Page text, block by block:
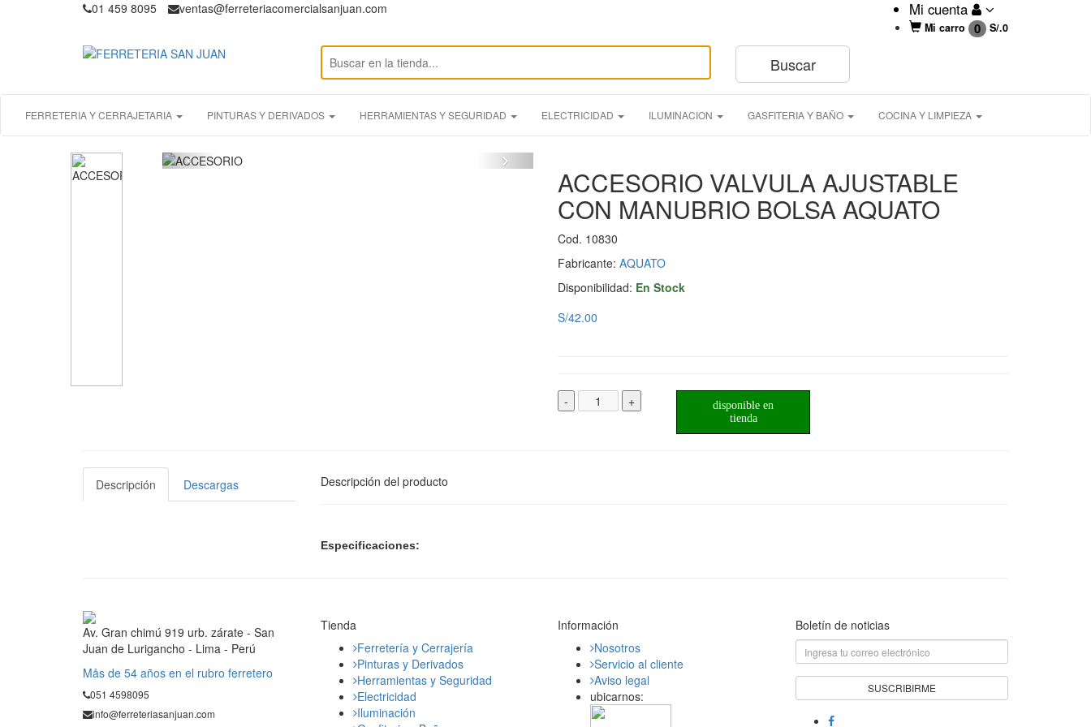
01 459 8095 ventas@ferreteriacomercialsanjuan.com Mi cuenta
Mi carro 0 S/.0
FERRETERIA Y CERRAJETARIA PINTURAS Y DERIVADOS HERRAMIENTAS Y SEGURIDAD ELECTRICIDAD ILUMINACION GASFITERIA Y BAÑO COCINA Y LIMPIEZA
ACCESORIO VALVULA AJUSTABLE
CON MANUBRIO BOLSA AQUATO
Cod. 10830
Fabricante: AQUATO
Disponibilidad: En Stock
S/42.00
- +
disponible en
tienda
Descripción Descargas Descripción del producto
Especificaciones:
Av. Gran chimú 919 urb. zárate - San
Juan de Lurigancho - Lima - Perú
Mås de 54 años en el rubro ferretero
051 4598095
info@ferreteriasanjuan.com
Tienda
Ferretería y Cerrajería
Pinturas y Derivados
Herramientas y Seguridad
Electricidad
Iluminación
Información
Nosotros
Servicio al cliente
Aviso legal
ubicarnos:
Boletín de noticias